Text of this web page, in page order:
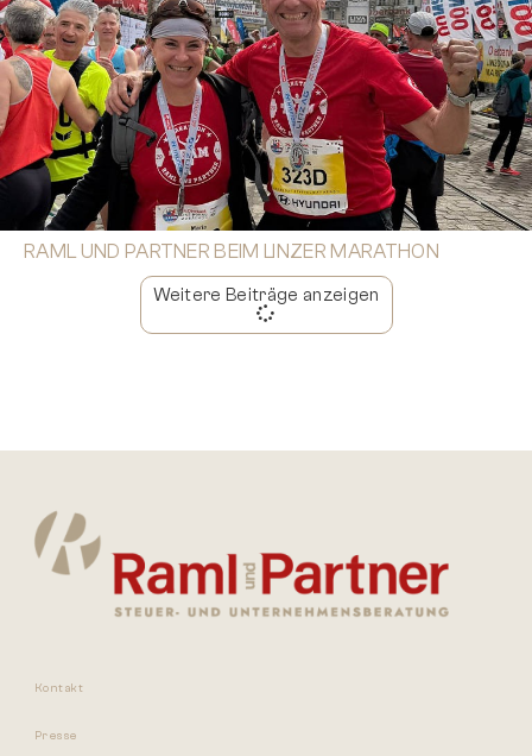
RAML UND PARTNER BEIM LINZER MARATHON
Weitere Beiträge anzeigen
Kontakt
Presse